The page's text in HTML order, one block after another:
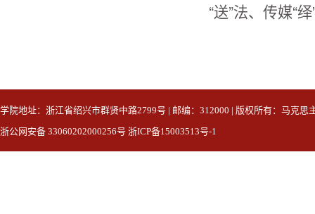
“送”法、传媒“
学院地址：浙江省绍兴市群贤中路2799号 | 邮编：312000 | 版权所有：马克思
浙公网安备 33060202000256号 浙ICP备15003513号-1